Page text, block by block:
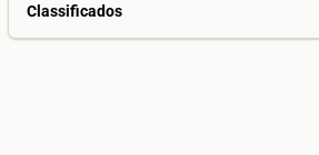
Classificados